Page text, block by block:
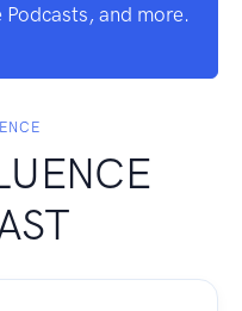
and more.